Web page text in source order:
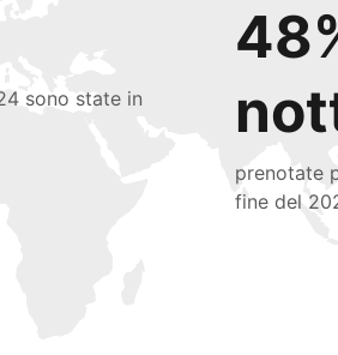
sono state in
prenotate
fine del